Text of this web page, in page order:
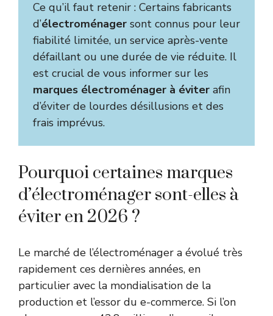
Ce qu’il faut retenir : Certains fabricants
d’électroménager sont connus pour leur
fiabilité limitée, un service après-vente
défaillant ou une durée de vie réduite. Il
est crucial de vous informer sur les
marques électroménager à éviter afin
d’éviter de lourdes désillusions et des
frais imprévus.
Pourquoi certaines marques
d’électroménager sont-elles à
éviter en 2026 ?
Le marché de l’électroménager a évolué très
rapidement ces dernières années, en
particulier avec la mondialisation de la
production et l’essor du e-commerce. Si l’on